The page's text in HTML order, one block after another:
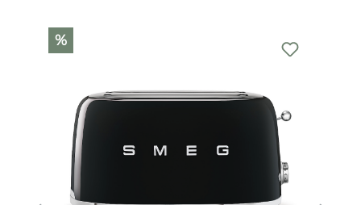
Produktgalerie überspringen
%